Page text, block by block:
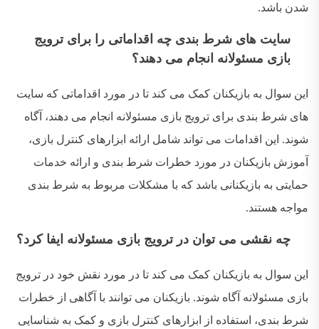
شدن باشد.
سایت های شرط بندی چه اقداماتی را برای ترویج
بازی مسئولانه انجام می دهند؟
این سوال به بازیکنان کمک می کند تا در مورد اقداماتی که سایت
های شرط بندی برای ترویج بازی مسئولانه انجام می دهند، آگاه
شوند. این اقدامات می تواند شامل ارائه ابزارهای کنترل بازی،
آموزش بازیکنان در مورد خطرات شرط بندی و ارائه خدمات
حمایتی به بازیکنانی باشد که با مشکلات مربوط به شرط بندی
مواجه هستند.
چه نقشی می توان در ترویج بازی مسئولانه ایفا کرد؟
این سوال به بازیکنان کمک می کند تا در مورد نقش خود در ترویج
بازی مسئولانه آگاه شوند. بازیکنان می توانند با آگاهی از خطرات
شرط بندی، استفاده از ابزارهای کنترل بازی و کمک به شناسایی